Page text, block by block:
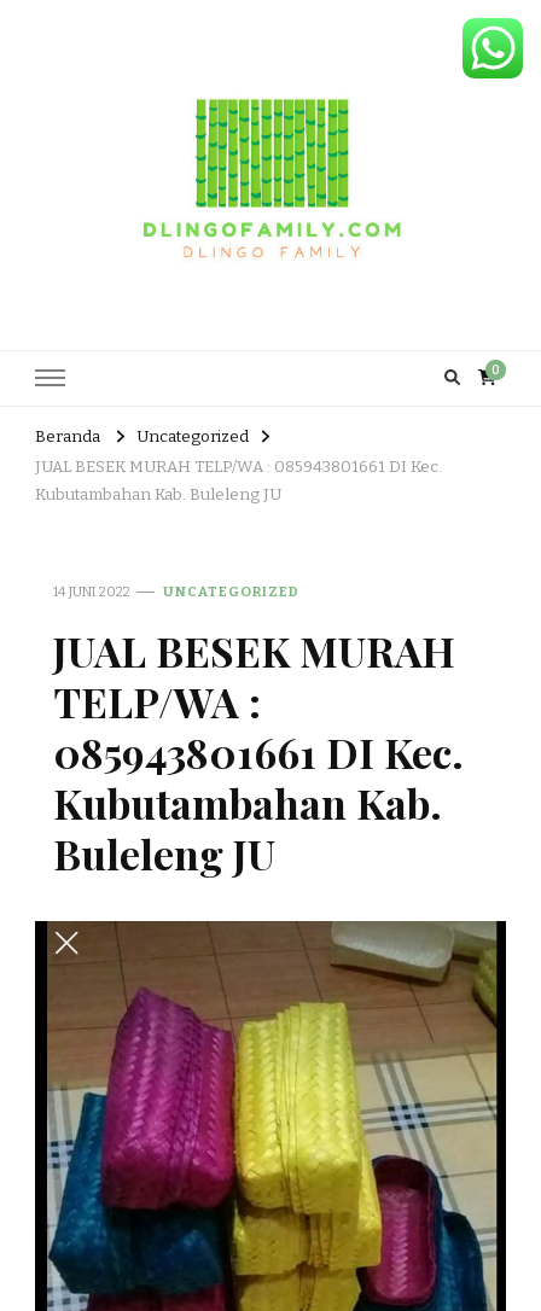
0
Beranda
Uncategorized
JUAL BESEK MURAH TELP/WA : 085943801661 DI Kec.
Kubutambahan Kab. Buleleng JU
14 JUNI 2022 UNCATEGORIZED
JUAL BESEK MURAH
TELP/WA :
085943801661 DI Kec.
Kubutambahan Kab.
Buleleng JU